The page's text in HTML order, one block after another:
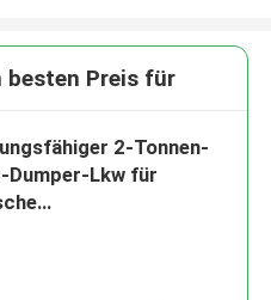
besten Preis für
2-Tonnen-
Dumper-Lkw für